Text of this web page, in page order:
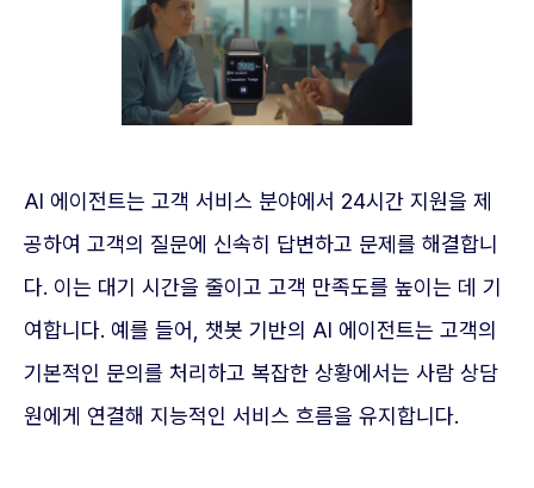
AI 에이전트는 고객 서비스 분야에서 24시간 지원을 제
공하여 고객의 질문에 신속히 답변하고 문제를 해결합니
다. 이는 대기 시간을 줄이고 고객 만족도를 높이는 데 기
여합니다. 예를 들어, 챗봇 기반의 AI 에이전트는 고객의
기본적인 문의를 처리하고 복잡한 상황에서는 사람 상담
원에게 연결해 지능적인 서비스 흐름을 유지합니다.